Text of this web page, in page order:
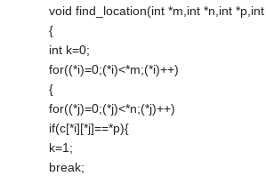
void find_location(int *m,int *n,int *p,int
{
int k=0;
for((*i)=0;(*i)<*m;(*i)++)
{
for((*j)=0;(*j)<*n;(*j)++)
if(c[*i][*j]==*p){
k=1;
break;